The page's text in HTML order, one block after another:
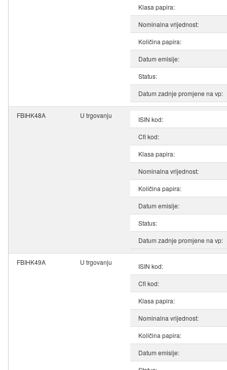
Klasa papira:
Nominalna vrijednost:
Količina papira:
Datum emisije:
Status:
Datum zadnje promjene na vp:
FBIHK48A U trgovanju
ISIN kod:
Cfi kod:
Klasa papira:
Nominalna vrijednost:
Količina papira:
Datum emisije:
Status:
Datum zadnje promjene na vp:
FBIHK49A U trgovanju
ISIN kod:
Cfi kod:
Klasa papira:
Nominalna vrijednost:
Količina papira:
Datum emisije: